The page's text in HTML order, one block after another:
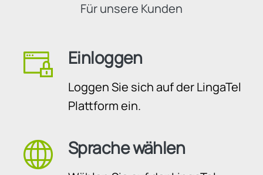
Für unsere Kunden
Einloggen
Loggen Sie sich auf der LingaTel
Plattform ein.
Sprache wählen